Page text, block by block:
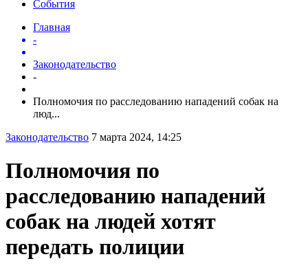
События
Главная
-
Законодательство
-
Полномочия по расследованию нападений собак на
люд...
Законодательство 7 марта 2024, 14:25
Полномочия по
расследованию нападений
собак на людей хотят
передать полиции